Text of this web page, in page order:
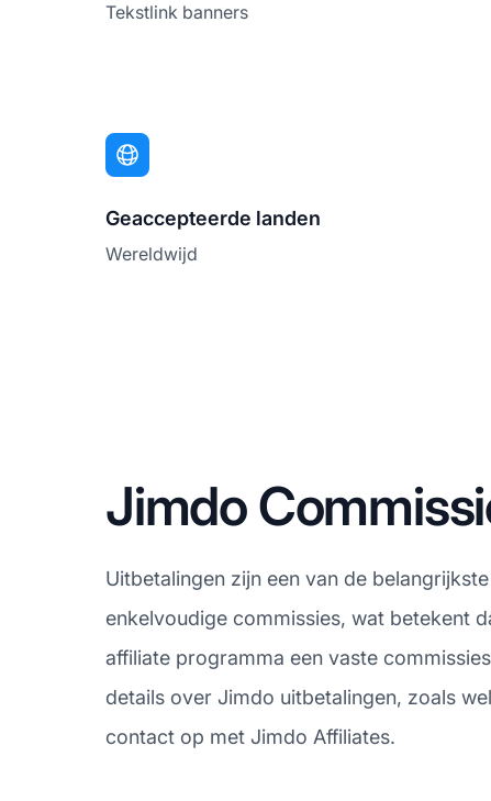
Tekstlink banners
Geaccepteerde landen
Wereldwijd
Jimdo
Uitbetalingen zijn een van de
enkelvoudige commissies, wat betekent
affiliate programma een vaste
details over Jimdo uitbetalingen, zoals
contact op met Jimdo Affiliates.